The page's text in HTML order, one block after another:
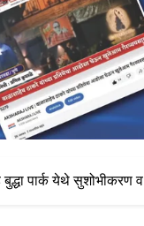
पार्क येथे सुशोभीकरण व